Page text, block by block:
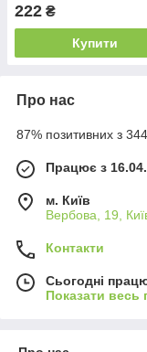
222 ₴
Купити
Про нас
87% позитивних з 344
Працює з
м. Київ
Вербова, 19,
Контакти
Сьогодні
Показати весь